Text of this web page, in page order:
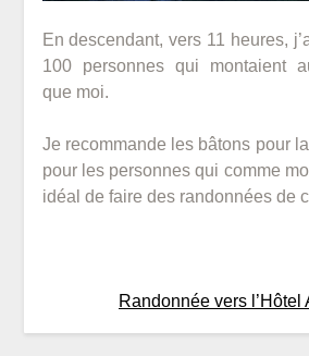
En descendant, vers 11 heures,
100 personnes qui montaient
que moi.
Je recommande les bâtons pour
pour les personnes qui comme
idéal de faire des randonnées de
Randonnée vers l’Hôtel